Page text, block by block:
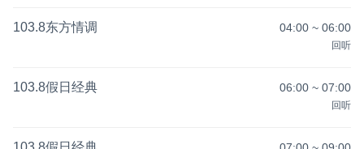
103.8东方情调 04:00 ~ 06:00
回听
103.8假日经典 06:00 ~ 07:00
回听